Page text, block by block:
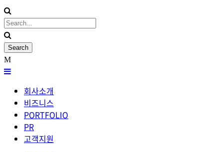
회사소개
비즈니스
PORTFOLIO
PR
고객지원